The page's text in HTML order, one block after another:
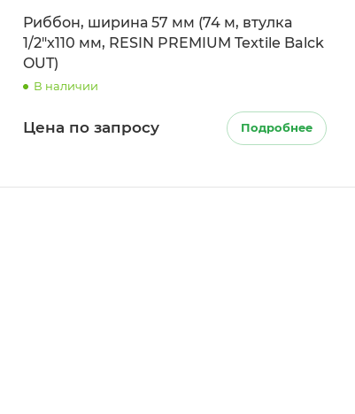
Риббон, ширина 57 мм (74 м, втулка
1/2"x110 мм, RESIN PREMIUM Textile Balck
OUT)
В наличии
Цена по запросу Подробнее